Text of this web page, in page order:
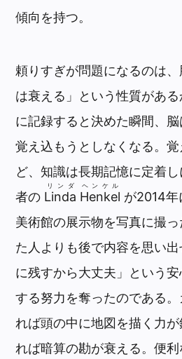
傾向を持つ。
頼りすぎが問題になるのは
は衰える」という性質があ
に記録すると決めた瞬間、
覚え込もうとしなくなる。
ど、知識は長期記憶に定着
者の Linda
リンダ
Henkel
ヘンケル
が2014年
美術館の展示物を写真に撮
た人よりも後で内容を思い
に残すから大丈夫」という
する努力を奪ったのである
れば頭の中に地図を描く力
れば暗算の勘が衰える。便